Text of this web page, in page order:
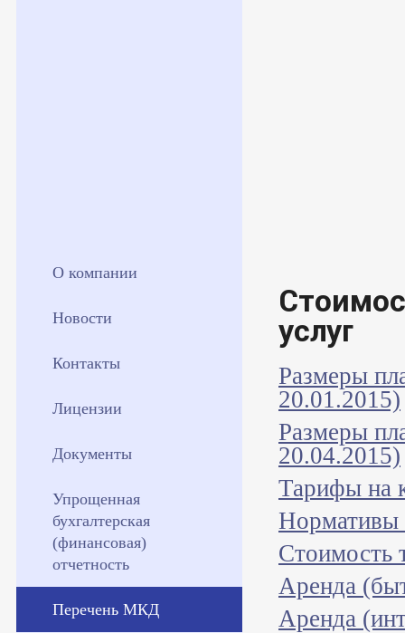
О компании
Новости
Контакты
Лицензии
Документы
Упрощенная
бухгалтерская
(финансовая)
отчетность
Перечень МКД
услуг
Размеры
20.01.2015)
Размеры
20.04.2015)
Тарифы на
Нормативы
Стоимость
Аренда
Аренда